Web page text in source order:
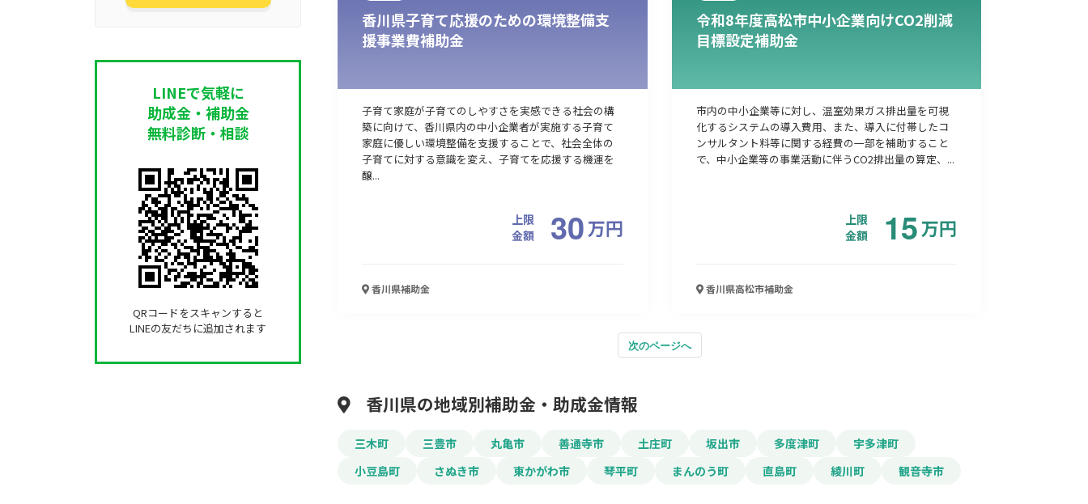
LINEで気軽に
助成金・補助金
無料診断・相談
QRコードをスキャンすると
LINEの友だちに追加されます
香川県子育て応援のための環境整備支
援事業費補助金
子育て家庭が子育てのしやすさを実感できる社会の構
築に向けて、香川県内の中小企業者が実施する子育て
家庭に優しい環境整備を支援することで、社会全体の
子育てに対する意識を変え、子育てを応援する機運を
醸...
上限
金額
30万円
香川県補助金
令和8年度高松市中小企業向けCO2削減
目標設定補助金
市内の中小企業等に対し、温室効果ガス排出量を可視
化するシステムの導入費用、また、導入に付帯したコ
ンサルタント料等に関する経費の一部を補助すること
で、中小企業等の事業活動に伴うCO2排出量の算定、...
上限
金額
15万円
香川県高松市補助金
次のページへ
香川県の地域別補助金・助成金情報
三木町 三豊市 丸亀市 善通寺市 土庄町 坂出市 多度津町
宇多津町
小豆島町
さぬき市 東かがわ市 琴平町 まんのう町 直島町 綾川町 観音寺市